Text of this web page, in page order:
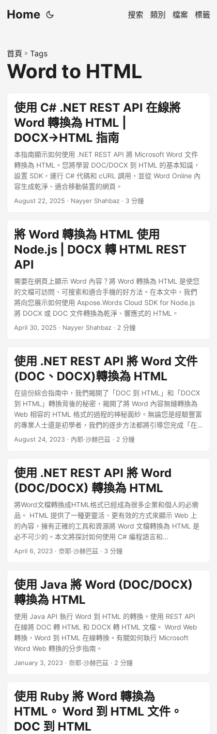
Home 搜索 類別 檔案 標籤
首頁 » Tags
Word to HTML
使用 C# .NET REST API 在線將
Word 轉換為 HTML |
DOCX→HTML 指南
本指南顯示如何使用 .NET REST API 將 Microsoft Word 文件
轉換為 HTML。您將學習 DOC/DOCX 到 HTML 的基本知識，
設置 SDK，運行 C# 代碼和 cURL 調用，並從 Word Online 內
容生成乾淨、適合移動裝置的網頁。
August 22, 2025 · Nayyer Shahbaz · 3 分鐘
將 Word 轉換為 HTML 使用
Node.js | DOCX 轉 HTML REST
API
需要在網頁上顯示 Word 內容？將 Word 轉換為 HTML 是使您
的文檔可訪問、可搜索和適合手機的好方法。在本文中，我們
將向您展示如何使用 Aspose.Words Cloud SDK for Node.js
將 DOCX 或 DOC 文件轉換為乾淨、響應式的 HTML。
April 30, 2025 · Nayyer Shahbaz · 2 分鐘
使用 .NET REST API 將 Word 文件
(DOC、DOCX)轉換為 HTML
在這份綜合指南中，我們揭開了「DOC 到 HTML」和「DOCX
到 HTML」轉換背後的秘密，揭開了將 Word 內容無縫轉換為
Web 相容的 HTML 格式的過程的神秘面紗。無論您是經驗豐富
的專業人士還是初學者，我們的逐步方法都將引導您完成「在
線上將 Word 轉換為 HTML」的複雜過程。
August 24, 2023 · 內耶·沙赫巴茲 · 2 分鐘
使用 .NET REST API 將 Word
(DOC/DOCX) 轉換為 HTML
將Word文檔轉換成HTML格式已經成為很多企業和個人的必需
品。 HTML 提供了一種更靈活、更有效的方式來顯示 Web 上
的內容，擁有正確的工具和資源將 Word 文檔轉換為 HTML 是
必不可少的。本文將探討如何使用 C# 編程語言和
Aspose.Words Cloud SDK 將 Word 文檔轉換為 HTML 格式，
April 6, 2023 · 奈耶·沙赫巴茲 · 3 分鐘
使用 Java 將 Word (DOC/DOCX)
轉換為 HTML
使用 Java API 執行 Word 到 HTML 的轉換。使用 REST API
在線將 DOC 轉 HTML 和 DOCX 轉 HTML 文檔。 Word Web
轉換，Word 到 HTML 在線轉換。有關如何執行 Microsoft
Word Web 轉換的分步指南。
January 3, 2023 · 奈耶·沙赫巴茲 · 2 分鐘
使用 Ruby 將 Word 轉換為
HTML。 Word 到 HTML 文件。
DOC 到 HTML